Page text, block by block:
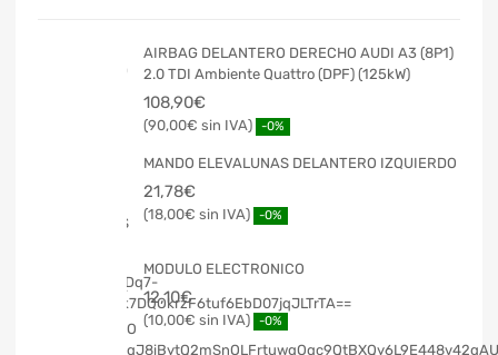
AIRBAG DELANTERO DERECHO AUDI A3 (8P1)
2.0 TDI Ambiente Quattro (DPF) (125kW)
108,90€
90,00€ -0%
MANDO ELEVALUNAS DELANTERO IZQUIERDO
21,78€
18,00€ -0%
MODULO ELECTRONICO
12,10€
10,00€ -0%